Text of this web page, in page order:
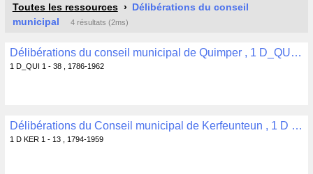
Tous les résultats(Max 250)
Tous les résultats
Toutes les ressources
Délibérations du conseil
municipal
4 résultats (2ms)
Délibérations du conseil municipal de Quimper , 1 D_QUI 1 - 38
1 D_QUI 1 - 38 , 1786-1962
Délibérations du Conseil municipal de Kerfeunteun , 1 D KER 1 - 13
1 D KER 1 - 13 , 1794-1959